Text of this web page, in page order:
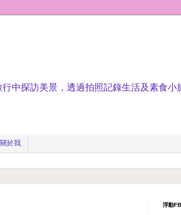
中探訪美景，透過拍照記錄生活及素食小
關於我
浮動FB